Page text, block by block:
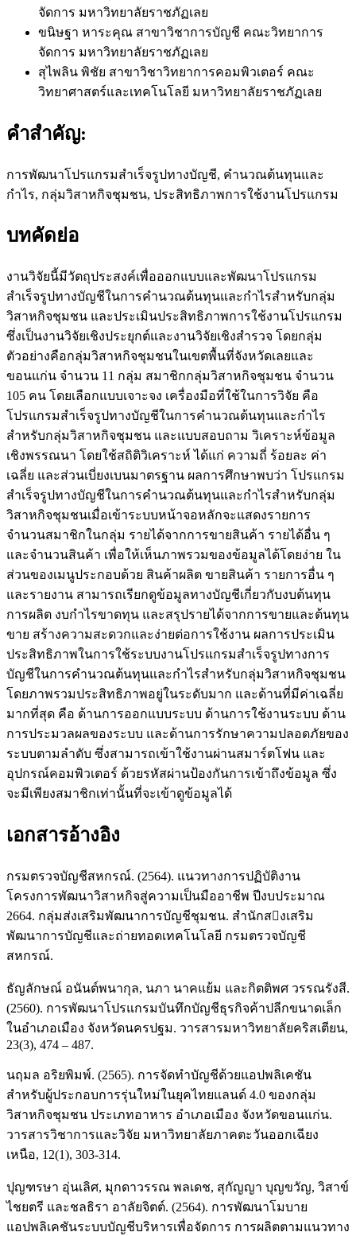
จัดการ มหาวิทยาลัยราชภัฏเลย
ขนิษฐา หาระคุณ สาขาวิชาการบัญชี คณะวิทยาการ
จัดการ มหาวิทยาลัยราชภัฏเลย
สุไพลิน พิชัย สาขาวิชาวิทยาการคอมพิวเตอร์ คณะ
วิทยาศาสตร์และเทคโนโลยี มหาวิทยาลัยราชภัฏเลย
คำสำคัญ:
การพัฒนาโปรแกรมสำเร็จรูปทางบัญชี, คำนวณต้นทุนและ
กำไร, กลุ่มวิสาหกิจชุมชน, ประสิทธิภาพการใช้งานโปรแกรม
บทคัดย่อ
งานวิจัยนี้มีวัตถุประสงค์เพื่อออกแบบและพัฒนาโปรแกรม
สำเร็จรูปทางบัญชีในการคำนวณต้นทุนและกำไรสำหรับกลุ่ม
วิสาหกิจชุมชน และประเมินประสิทธิภาพการใช้งานโปรแกรม
ซึ่งเป็นงานวิจัยเชิงประยุกต์และงานวิจัยเชิงสำรวจ โดยกลุ่ม
ตัวอย่างคือกลุ่มวิสาหกิจชุมชนในเขตพื้นที่จังหวัดเลยและ
ขอนแก่น จำนวน 11 กลุ่ม สมาชิกกลุ่มวิสาหกิจชุมชน จำนวน
105 คน โดยเลือกแบบเจาะจง เครื่องมือที่ใช้ในการวิจัย คือ
โปรแกรมสำเร็จรูปทางบัญชีในการคำนวณต้นทุนและกำไร
สำหรับกลุ่มวิสาหกิจชุมชน และแบบสอบถาม วิเคราะห์ข้อมูล
เชิงพรรณนา โดยใช้สถิติวิเคราะห์ ได้แก่ ความถี่ ร้อยละ ค่า
เฉลี่ย และส่วนเบี่ยงเบนมาตรฐาน ผลการศึกษาพบว่า โปรแกรม
สำเร็จรูปทางบัญชีในการคำนวณต้นทุนและกำไรสำหรับกลุ่ม
วิสาหกิจชุมชนเมื่อเข้าระบบหน้าจอหลักจะแสดงรายการ
จำนวนสมาชิกในกลุ่ม รายได้จากการขายสินค้า รายได้อื่น ๆ
และจำนวนสินค้า เพื่อให้เห็นภาพรวมของข้อมูลได้โดยง่าย ใน
ส่วนของเมนูประกอบด้วย สินค้าผลิต ขายสินค้า รายการอื่น ๆ
และรายงาน สามารถเรียกดูข้อมูลทางบัญชีเกี่ยวกับงบต้นทุน
การผลิต งบกำไรขาดทุน และสรุปรายได้จากการขายและต้นทุน
ขาย สร้างความสะดวกและง่ายต่อการใช้งาน ผลการประเมิน
ประสิทธิภาพในการใช้ระบบงานโปรแกรมสำเร็จรูปทางการ
บัญชีในการคำนวณต้นทุนและกำไรสำหรับกลุ่มวิสาหกิจชุมชน
โดยภาพรวมประสิทธิภาพอยู่ในระดับมาก และด้านที่มีค่าเฉลี่ย
มากที่สุด คือ ด้านการออกแบบระบบ ด้านการใช้งานระบบ ด้าน
การประมวลผลของระบบ และด้านการรักษาความปลอดภัยของ
ระบบตามลำดับ ซึ่งสามารถเข้าใช้งานผ่านสมาร์ตโฟน และ
อุปกรณ์คอมพิวเตอร์ ด้วยรหัสผ่านป้องกันการเข้าถึงข้อมูล ซึ่ง
จะมีเพียงสมาชิกเท่านั้นที่จะเข้าดูข้อมูลได้
เอกสารอ้างอิง
กรมตรวจบัญชีสหกรณ์. (2564). แนวทางการปฏิบัติงาน
โครงการพัฒนาวิสาหกิจสู่ความเป็นมืออาชีพ ปีงบประมาณ
2664. กลุ่มส่งเสริมพัฒนาการบัญชีชุมชน. สำนักสงเสริม
พัฒนาการบัญชีและถ่ายทอดเทคโนโลยี กรมตรวจบัญชี
สหกรณ์.
ธัญลักษณ์ อนันต์พนากุล, นภา นาคแย้ม และกิตติพศ วรรณรังสี.
(2560). การพัฒนาโปรแกรมบันทึกบัญชีธุรกิจค้าปลีกขนาดเล็ก
ในอำเภอเมือง จังหวัดนครปฐม. วารสารมหาวิทยาลัยคริสเตียน,
23(3), 474 – 487.
นฤมล อริยพิมพ์. (2565). การจัดทำบัญชีด้วยแอปพลิเคชัน
สำหรับผู้ประกอบการรุ่นใหม่ในยุคไทยแลนด์ 4.0 ของกลุ่ม
วิสาหกิจชุมชน ประเภทอาหาร อำเภอเมือง จังหวัดขอนแก่น.
วารสารวิชาการและวิจัย มหาวิทยาลัยภาคตะวันออกเฉียง
เหนือ, 12(1), 303-314.
ปุญฑรษา อุ่นเลิศ, มุกดาวรรณ พลเดช, สุกัญญา บุญขวัญ, วิสาข์
ไชยตรี และชลธิรา อาลัยจิตต์. (2564). การพัฒนาโมบาย
แอปพลิเคชันระบบบัญชีบริหารเพื่อจัดการ การผลิตตามแนวทาง